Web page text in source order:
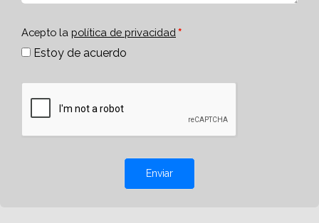
Acepto la política de privacidad
Estoy de acuerdo
Enviar